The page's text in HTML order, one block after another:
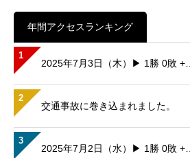
年間アクセスランキング
1
2025年7月3日（木）▶ 1勝 0敗 +…
2
交通事故に巻き込まれました。
3
2025年7月2日（水）▶ 1勝 0敗 +…